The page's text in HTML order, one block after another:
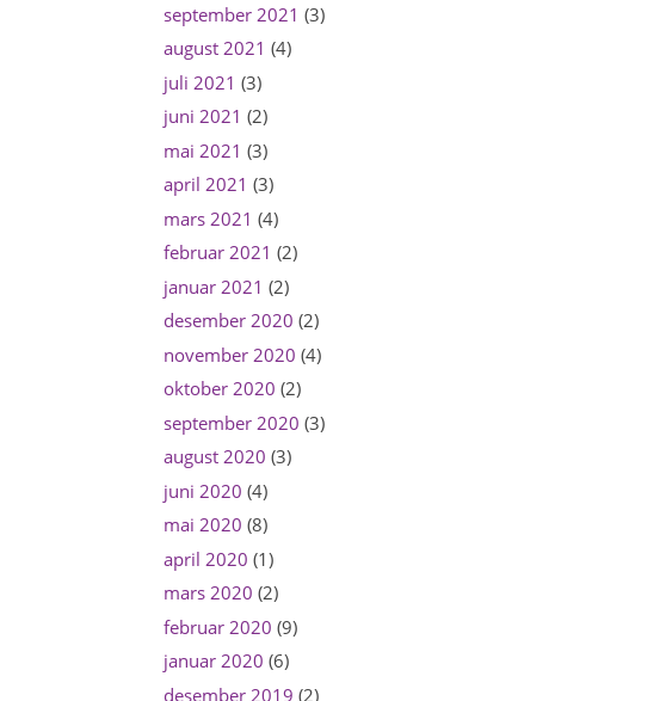
september 2021 (3)
august 2021 (4)
juli 2021 (3)
juni 2021 (2)
mai 2021 (3)
april 2021 (3)
mars 2021 (4)
februar 2021 (2)
januar 2021 (2)
desember 2020 (2)
november 2020 (4)
oktober 2020 (2)
september 2020 (3)
august 2020 (3)
juni 2020 (4)
mai 2020 (8)
april 2020 (1)
mars 2020 (2)
februar 2020 (9)
januar 2020 (6)
desember 2019 (2)